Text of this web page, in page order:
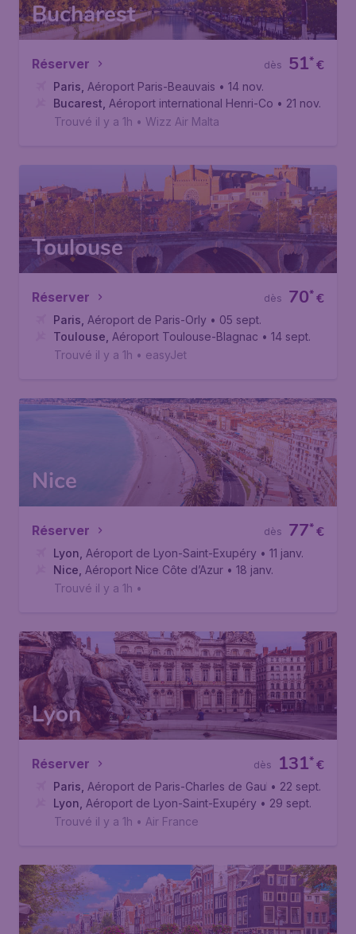
Bucharest
Réserver €
51*
dès
Paris Aéroport Paris-Beauvais • 14 nov.
Bucarest Aéroport international Henri-Coandă• 21 nov.
Trouvé il y a 1h • Wizz Air Malta
Toulouse
Réserver €
70*
dès
Paris Aéroport de Paris-Orly • 05 sept.
Toulouse Aéroport Toulouse-Blagnac • 14 sept.
Trouvé il y a 1h • easyJet
Nice
Réserver €
77*
dès
Lyon Aéroport de Lyon-Saint-Exupéry • 11 janv.
Nice Aéroport Nice Côte d’Azur • 18 janv.
Trouvé il y a 1h •
Lyon
Réserver €
131*
dès
Paris Aéroport de Paris-Charles de Gaulle• 22 sept.
Lyon Aéroport de Lyon-Saint-Exupéry • 29 sept.
Trouvé il y a 1h • Air France